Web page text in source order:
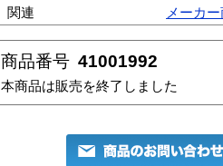
関連
メーカ
商品番号 41001992
本商品は販売を終了しました